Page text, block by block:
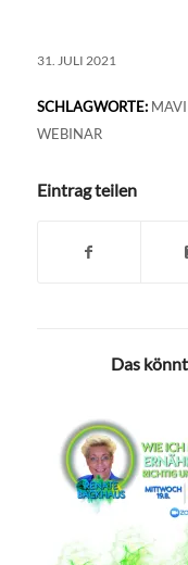
31. JULI 2021
SCHLAGWORTE:
WEBINAR
Eintrag teilen
Das